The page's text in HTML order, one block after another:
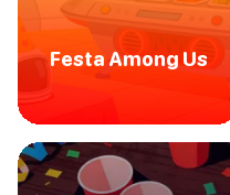
Festa Among Us